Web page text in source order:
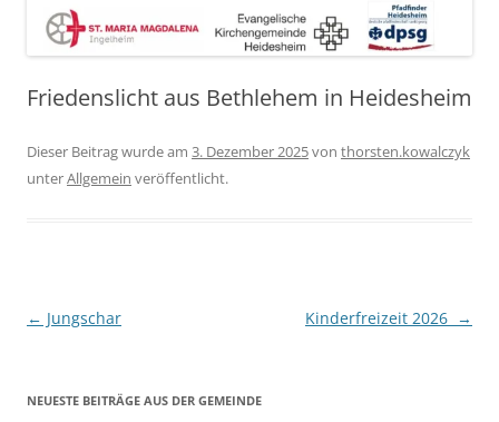
Friedenslicht aus Bethlehem in Heidesheim
Dieser Beitrag wurde am 3. Dezember 2025von thorsten.kowalczyk
unterAllgemein veröffentlicht.
Beitragsnavigation
← Jungschar Kinderfreizeit 2026 →
NEUESTE BEITRÄGE AUS DER GEMEINDE